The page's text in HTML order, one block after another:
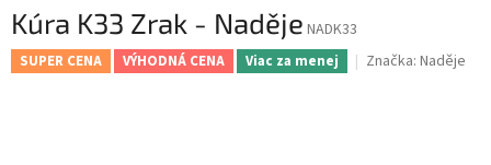
Kúra K33 Zrak - Naděje NADK33
SUPER CENA VÝHODNÁ CENA Viac za menej Značka: Naděje